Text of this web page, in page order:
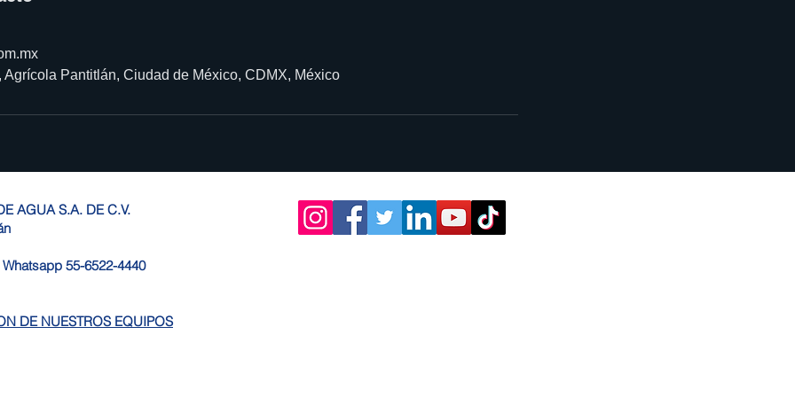
Agrícola Pantitlán, Ciudad de México, CDMX, México
AGUA S.A. DE C.V.
55-6522-4440
DE NUESTROS EQUIPOS